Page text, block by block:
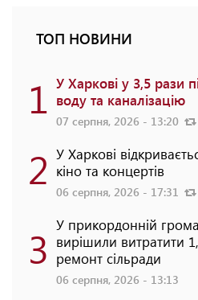
ТОП НОВИНИ
1 У Харкові у 3,5 рази
воду та каналізацію
07 серпня, 2026 - 13:20
2 У Харкові
кіно та концертів
06 серпня, 2026 - 17:31
3 У прикордонній
вирішили витратити
ремонт сільради
06 серпня, 2026 - 13:13